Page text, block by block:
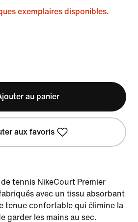
exemplaires disponibles.
au panier
aux favoris
tennis NikeCourt Premier
avec un tissu absorbant
tenue confortable qui élimine la
garder les mains au sec.